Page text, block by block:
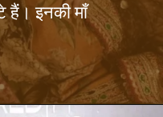
हैं। इनकी माँ